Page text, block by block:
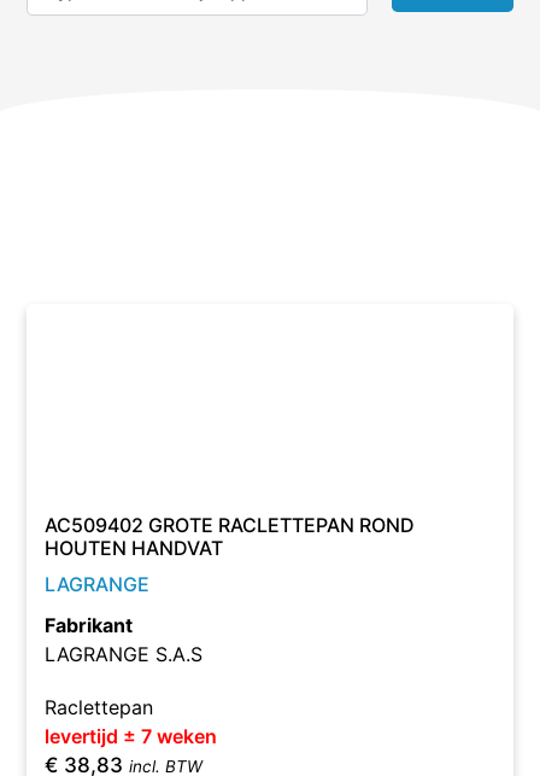
AC509402 GROTE RACLETTEPAN ROND
HOUTEN HANDVAT
LAGRANGE
Fabrikant
LAGRANGE S.A.S
Raclettepan
levertijd ± 7 weken
€ 38,83 incl. BTW